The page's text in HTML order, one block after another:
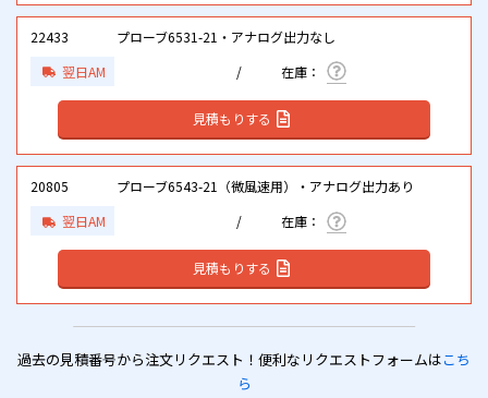
22433
プローブ6531-21・アナログ出力なし
翌日AM
見積もりする
20805
プローブ6543-21（微風速用）・アナログ出力あり
翌日AM
見積もりする
過去の見積番号から注文リクエスト！便利なリクエストフォームはこち
ら